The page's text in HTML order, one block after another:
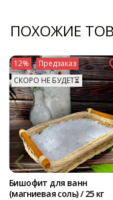
ПОХОЖИЕ
12%
Предзаказ
СКОРО НЕ БУДЕТ⏳
Бишофит для ванн
(магниевая соль) / 25 кг